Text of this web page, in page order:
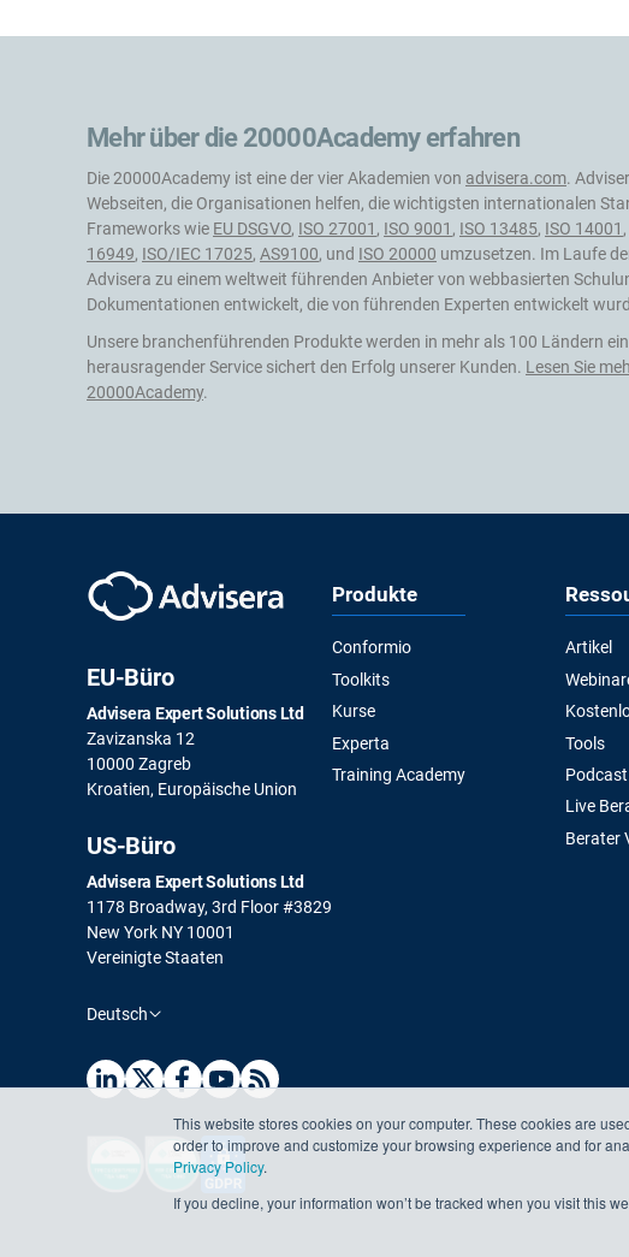
This website stores cookies on your computer. These cookies are
order to improve and customize your browsing experience and for
Privacy Policy.
If you decline, your information won’t be tracked when you visit this
Mehr über die 20000Academy erfahren
Die 20000Academy ist eine der vier Akademien von advisera.com.
Webseiten, die Organisationen helfen, die wichtigsten internationalen
Frameworks wie EU DSGVO, ISO 27001 , ISO 9001 , ISO 13485, ISO 14001 ,
16949, ISO/IEC 17025, AS9100, und ISO 20000 umzusetzen. Im Laufe
Advisera zu einem weltweit führenden Anbieter von webbasierten
Dokumentationen entwickelt, die von führenden Experten entwickelt
Unsere branchenführenden Produkte werden in mehr als 100 Ländern
herausragender Service sichert den Erfolg unserer Kunden. Lesen Sie
20000Academy.
EU-Büro
Advisera Expert Solutions Ltd
Zavizanska 12
10000 Zagreb
Kroatien, Europäische Union
US-Büro
Advisera Expert Solutions Ltd
1178 Broadway, 3rd Floor #3829
New York NY 10001
Vereinigte Staaten
Deutsch
Produkte
Conformio
Toolkits
Kurse
Experta
Training Academy
Artikel
Tools
Podcast
Live
Berater